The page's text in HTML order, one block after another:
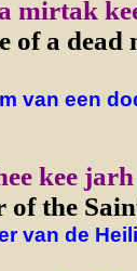
mirtak
of a
van een
kee
of the
van de